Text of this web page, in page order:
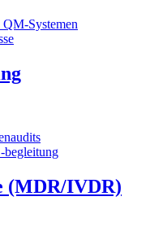
Systemen
begleitung
(MDR/IVDR)